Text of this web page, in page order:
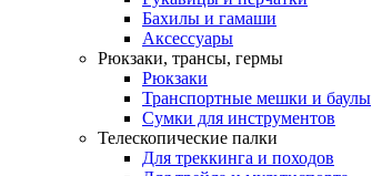
Бахилы и гамаши
Аксессуары
Рюкзаки, трансы, гермы
Рюкзаки
Транспортные мешки и баулы
Сумки для инструментов
Телескопические палки
Для треккинга и походов